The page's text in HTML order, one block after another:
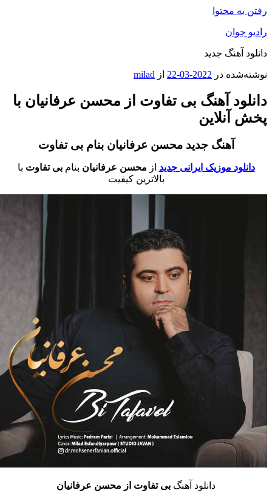
به محتوا
جوان
آهنگ جدید
در 2022-03-22 ازmilad
آهنگ بی تفاوت از محسن عرفانیان با
آنلاین
آهنگ جدید محسن عرفانیان بنام بی تفاوت
دانلود موزیکایرانی جدیدازمحسن عرفانیان بنامبی تفاوتبا
بالاترین کیفیت
دانلود آهنگبی تفاوت از محسن عرفانیان